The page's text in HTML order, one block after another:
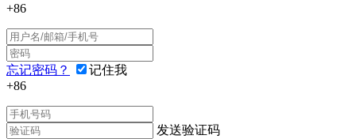
+86
忘记密码？
记住我
+86
发送验证码